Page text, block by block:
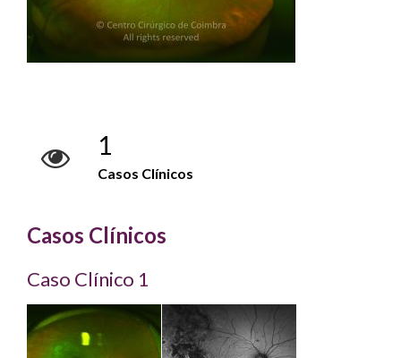
1
Casos Clínicos
Casos Clínicos
Caso Clínico 1